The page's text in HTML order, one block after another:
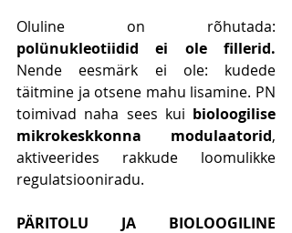
Nende eesmärk ei ole: kudede
täitmine ja otsene mahu lisamine. PN
toimivad naha sees kui bioloogilise
mikrokeskkonna modulaatorid,
aktiveerides rakkude loomulikke
regulatsiooniradu.
PÄRITOLU JA BIOLOOGILINE